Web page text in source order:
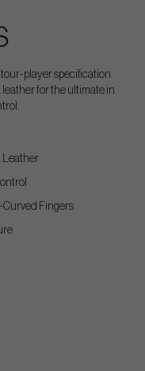
tour-player specification.
for the ultimate in
Leather
Curved Fingers